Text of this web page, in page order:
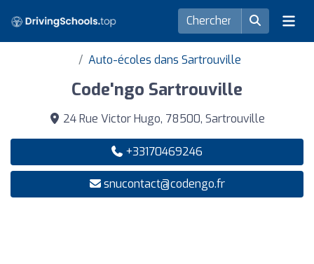
Auto-écoles dans Sartrouville
Code'ngo Sartrouville
24 Rue Victor Hugo, 78500, Sartrouville
+33170469246
snucontact@codengo.fr